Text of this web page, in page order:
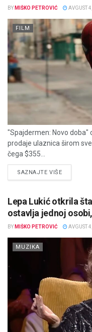
BY MIŠKO PETROVIĆ AVGUST
FILM
"Spajdermen: Novo doba"
prodaje ulaznica širom
čega $355...
SAZNAJTE VIŠEDETAILS
Lepa Lukić otkrila
ostavlja jednoj
BY MIŠKO PETROVIĆ AVGUST
MUZIKA